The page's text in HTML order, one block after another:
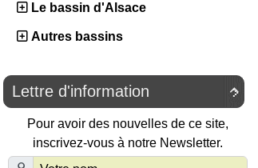
Le bassin d'Alsace
Autres bassins

Lettre d'information
Pour avoir des nouvelles de ce site,
inscrivez-vous à notre Newsletter.